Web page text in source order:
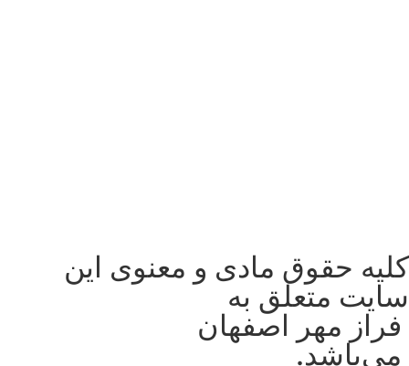
کلیه حقوق مادی و معنوی این
سایت متعلق به
فراز مهر اصفهان
می‌باشد.